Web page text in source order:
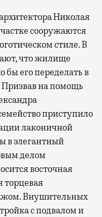
Николая
сооружаются
стиле. В
что жилище
бы его переделать в
Призвав на помощь
приступило
лаконичной
в элегантный
делом
восточная
торцевая
Внушительных
с подвалом и